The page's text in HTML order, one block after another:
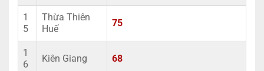
1
5
Thừa Thiên
Huế
75
1
6
Kiên Giang 68